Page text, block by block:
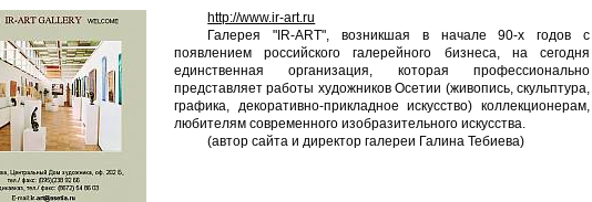
http://www.ir-art.ru
Галерея "IR-ART", возникшая в начале 90-х годов с
появлением российского галерейного бизнеса, на сегодня
единственная организация, которая профессионально
представляет работы художников Осетии (живопись, скульптура,
графика, декоративно-прикладное искусство) коллекционерам,
любителям современного изобразительного искусства.
(автор сайта и директор галереи Галина Тебиева)